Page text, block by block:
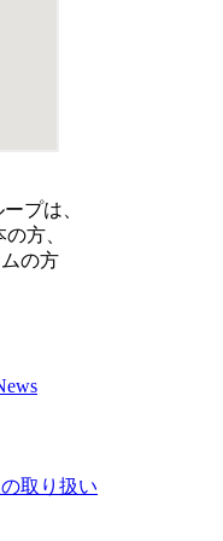
プは、
方、
の方
取り扱い